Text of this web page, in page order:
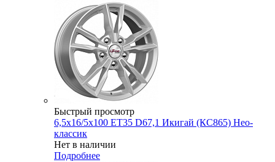
Быстрый просмотр
6,5x16/5x100 ET35 D67,1 Икигай (КС865) Нео-
классик
Нет в наличии
Подробнее